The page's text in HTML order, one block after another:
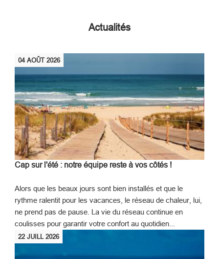
Actualités
04AOÛT2026
Cap sur l'été : notre équipe reste à vos côtés !
Alors que les beaux jours sont bien installés et que le
rythme ralentit pour les vacances, le réseau de chaleur, lui,
ne prend pas de pause. La vie du réseau continue en
coulisses pour garantir votre confort au quotidien...
22 JUILL2026